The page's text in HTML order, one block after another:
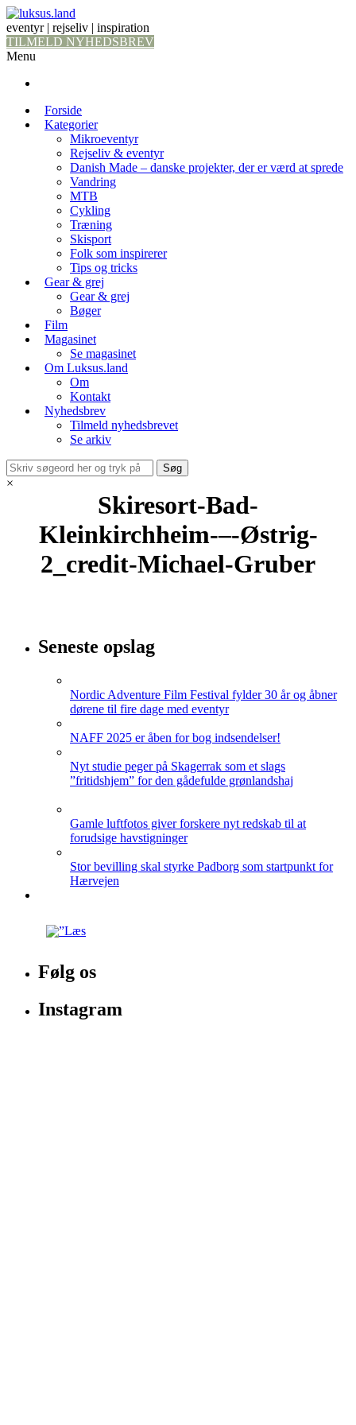
eventyr | rejseliv | inspiration
TILMELD NYHEDSBREV
Menu
Forside
Kategorier
Mikroeventyr
Rejseliv & eventyr
Danish Made – danske projekter, der er værd at sprede
Vandring
MTB
Cykling
Træning
Skisport
Folk som inspirerer
Tips og tricks
Gear & grej
Gear & grej
Bøger
Film
Magasinet
Se magasinet
Om Luksus.land
Om
Kontakt
Nyhedsbrev
Tilmeld nyhedsbrevet
Se arkiv
×
Skiresort-Bad-
Kleinkirchheim-–-Østrig-
2_credit-Michael-Gruber
Seneste opslag
Nordic Adventure Film Festival fylder 30 år og åbner
dørene til fire dage med eventyr
NAFF 2025 er åben for bog indsendelser!
Nyt studie peger på Skagerrak som et slags
”fritidshjem” for den gådefulde grønlandshaj
Gamle luftfotos giver forskere nyt redskab til at
forudsige havstigninger
Stor bevilling skal styrke Padborg som startpunkt for
Hærvejen
Følg os
Instagram